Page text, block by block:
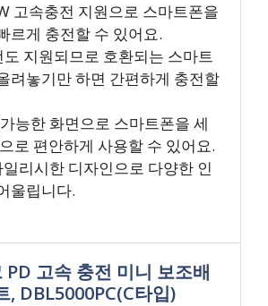
고속충전 지원으로 스마트폰을
르게 충전할 수 있어요.
지원되므로 호환되는 스마트
려놓기만 하면 간편하게 충전할
능한 화면으로 스마트폰을 세
로 편안하게 사용할 수 있어요.
리시한 디자인으로 다양한 인
울립니다.
PD 고속 충전 미니 보조배
, DBL5000PC(C타입)